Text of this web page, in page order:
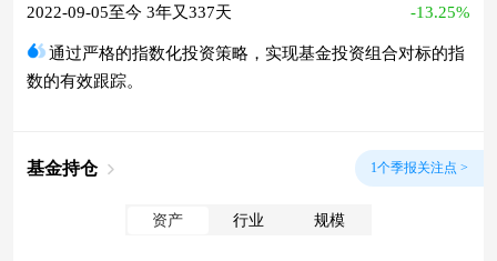
2022-09-05至今 3年又337天 -13.25%
通过严格的指数化投资策略，实现基金投资组合对标的指
数的有效跟踪。
基金持仓 1个季报关注点 >
资产 行业 规模